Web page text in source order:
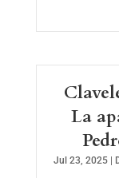
La
Jul 23, 2025